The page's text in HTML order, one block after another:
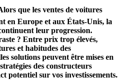
que les ventes de voitures
en Europe et aux États-Unis, la
leur progression.
? Entre prix trop élevés,
et habitudes des
solutions peuvent être mises en
des constructeurs
potentiel sur vos investissements.